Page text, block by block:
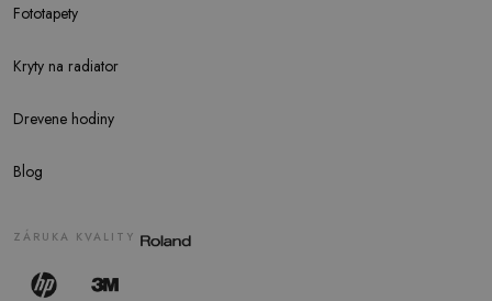
Fototapety
Kryty na radiator
Drevene hodiny
Blog
ZÁRUKA KVALITY